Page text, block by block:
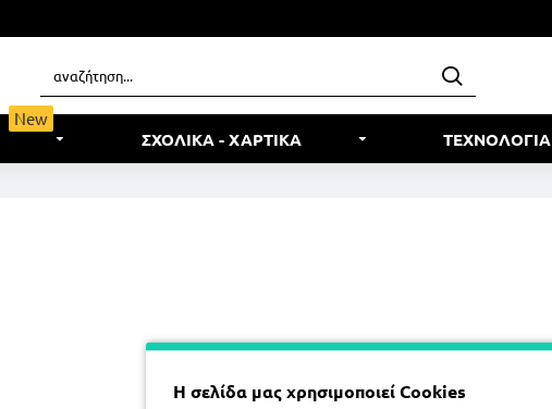
New
ΣΧΟΛΙΚΑ - ΧΑΡΤΙΚΑ ΤΕΧΝΟΛΟΓΙΑ
Η σελίδα μας χρησιμοποιεί Cookies